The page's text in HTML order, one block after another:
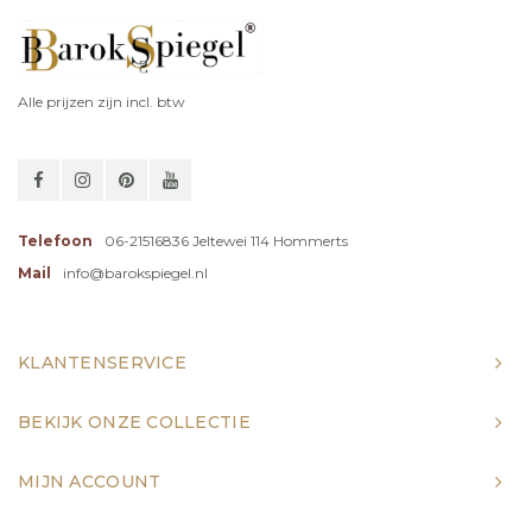
Alle prijzen zijn incl. btw
Telefoon
06-21516836 Jeltewei 114 Hommerts
Mail
info@barokspiegel.nl
KLANTENSERVICE
BEKIJK ONZE COLLECTIE
MIJN ACCOUNT